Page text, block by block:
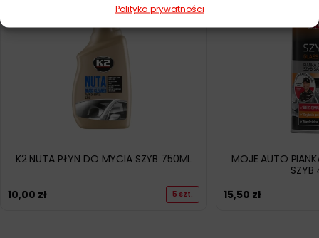
Polityka prywatności
K2 NUTA PŁYN DO MYCIA SZYB 750ML
10,00 zł 5 szt.
MOJE AUTO
15,50 zł